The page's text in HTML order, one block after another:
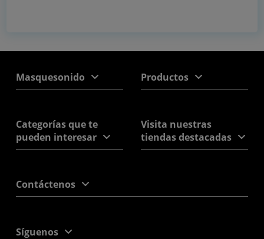
Masquesonido Productos
Categorías que te
pueden interesar
Visita nuestras
tiendas destacadas
Contáctenos
Síguenos